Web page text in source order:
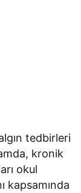
tedbirleri
kronik
okul
kapsamında